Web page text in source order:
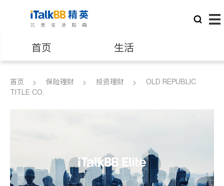
首页 生活
医生 律师
养老 非盈利组织
首页 保险理财 投资理财
OLD REPUBLIC
TITLE CO.